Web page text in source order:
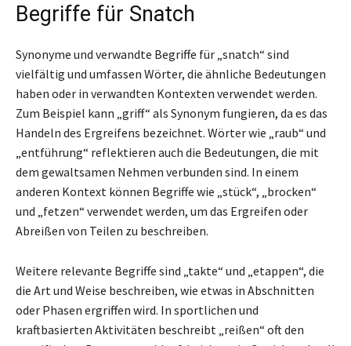
Begriffe für Snatch
Synonyme und verwandte Begriffe für „snatch“ sind
vielfältig und umfassen Wörter, die ähnliche Bedeutungen
haben oder in verwandten Kontexten verwendet werden.
Zum Beispiel kann „griff“ als Synonym fungieren, da es das
Handeln des Ergreifens bezeichnet. Wörter wie „raub“ und
„entführung“ reflektieren auch die Bedeutungen, die mit
dem gewaltsamen Nehmen verbunden sind. In einem
anderen Kontext können Begriffe wie „stück“, „brocken“
und „fetzen“ verwendet werden, um das Ergreifen oder
Abreißen von Teilen zu beschreiben.
Weitere relevante Begriffe sind „takte“ und „etappen“, die
die Art und Weise beschreiben, wie etwas in Abschnitten
oder Phasen ergriffen wird. In sportlichen und
kraftbasierten Aktivitäten beschreibt „reißen“ oft den